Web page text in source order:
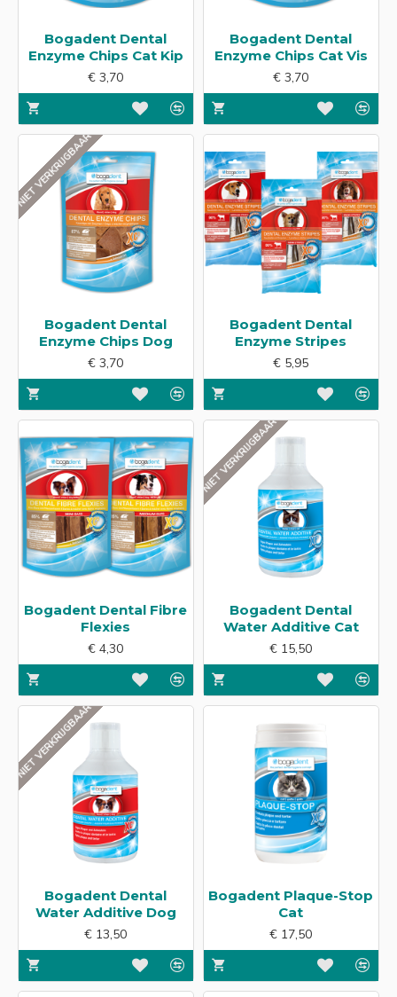
Bogadent Dental
Enzyme Chips Cat Kip
€ 3,70
Bogadent Dental
Enzyme Chips Cat Vis
€ 3,70
NIET VERKRIJGBAAR
Bogadent Dental
Enzyme Chips Dog
€ 3,70
Bogadent Dental
Enzyme Stripes
€ 5,95
Bogadent Dental Fibre
Flexies
€ 4,30
NIET VERKRIJGBAAR
Bogadent Dental
Water Additive Cat
€ 15,50
NIET VERKRIJGBAAR
Bogadent Dental
Water Additive Dog
€ 13,50
Bogadent Plaque-Stop
Cat
€ 17,50